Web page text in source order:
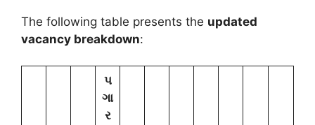
The following table presents the updated
vacancy breakdown:
પ
ગા
ર